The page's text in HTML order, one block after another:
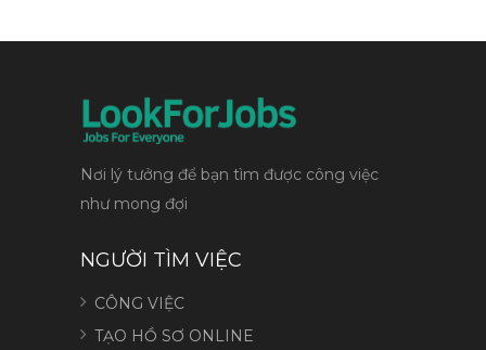
Nơi lý tưởng để bạn tìm được công việc
như mong đợi
NGƯỜI TÌM VIỆC
CÔNG VIỆC
TẠO HỒ SƠ ONLINE